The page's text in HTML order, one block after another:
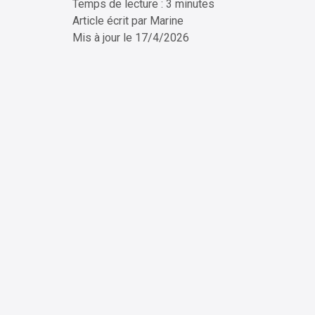
Temps de lecture : 3 minutes
Article écrit par Marine
Mis à jour le 17/4/2026